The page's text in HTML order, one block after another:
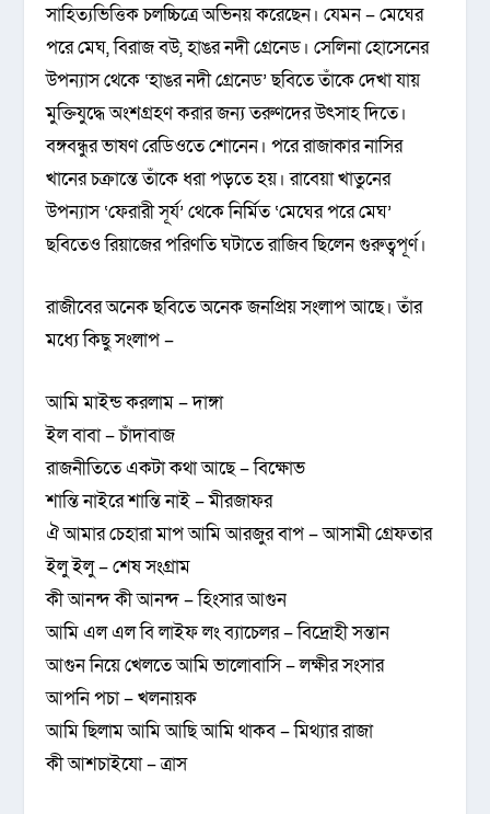
সাহিত্যভিত্তিক চলচ্চিত্রে অভিনয় করেছেন। যেমন – মেঘের
পরে মেঘ, বিরাজ বউ, হাঙর নদী গ্রেনেড। সেলিনা হোসেনের
উপন্যাস থেকে ‘হাঙর নদী গ্রেনেড’ ছবিতে তাঁকে দেখা যায়
মুক্তিযুদ্ধে অংশগ্রহণ করার জন্য তরুণদের উৎসাহ দিতে।
বঙ্গবন্ধুর ভাষণ রেডিওতে শোনেন। পরে রাজাকার নাসির
খানের চক্রান্তে তাঁকে ধরা পড়তে হয়। রাবেয়া খাতুনের
উপন্যাস ‘ফেরারী সূর্য’ থেকে নির্মিত ‘মেঘের পরে মেঘ’
ছবিতেও রিয়াজের পরিণতি ঘটাতে রাজিব ছিলেন গুরুত্বপূর্ণ।
রাজীবের অনেক ছবিতে অনেক জনপ্রিয় সংলাপ আছে। তাঁর
মধ্যে কিছু সংলাপ –
আমি মাইন্ড করলাম – দাঙ্গা
ইল বাবা – চাঁদাবাজ
রাজনীতিতে একটা কথা আছে – বিক্ষোভ
শান্তি নাইরে শান্তি নাই – মীরজাফর
ঐ আমার চেহারা মাপ আমি আরজুর বাপ – আসামী গ্রেফতার
ইলু ইলু – শেষ সংগ্রাম
কী আনন্দ কী আনন্দ – হিংসার আগুন
আমি এল এল বি লাইফ লং ব্যাচেলর – বিদ্রোহী সন্তান
আগুন নিয়ে খেলতে আমি ভালোবাসি – লক্ষীর সংসার
আপনি পচা – খলনায়ক
আমি ছিলাম আমি আছি আমি থাকব – মিথ্যার রাজা
কী আশচাইযো – ত্রাস